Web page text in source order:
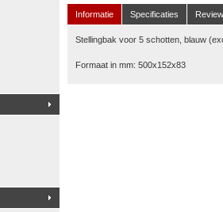
Informatie Specificaties
Stellingbak voor 5 schotten, blauw
Formaat in mm: 500x152x83